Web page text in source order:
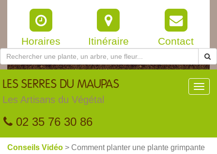
Horaires Itinéraire Contact
LES SERRES DU MAUPAS
Les Artisans du Végétal
02 35 76 30 86
Conseils Vidéo > Comment planter une plante grimpante